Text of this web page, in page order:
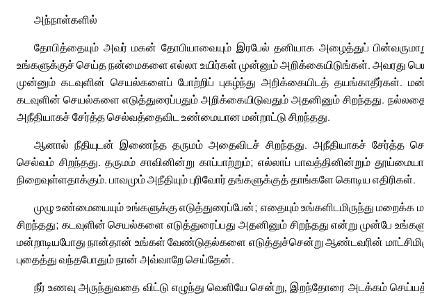
அந்நாள்களில்
தோபித்தையும் அவர் மகன் தோபியாவையும் இரபேல் தனியாக அழைத்துப்
உங்களுக்குச் செய்த நன்மைகளை எல்லா உயிர்கள் முன்னும் அறிக்கையிடுங்கள். அவரது
முன்னும் கடவுளின் செயல்களைப் போற்றிப் புகழ்ந்து அறிக்கையிடத் தயங்காதீர்கள்.
கடவுளின் செயல்களை எடுத்துரைப்பதும் அறிக்கையிடுவதும் அதனினும் சிறந்தது.
அநீதியாகச் சேர்த்த செல்வத்தைவிட உண்மையான மன்றாட்டு சிறந்தது.
ஆனால் நீதியுடன் இணைந்த தருமம் அதைவிடச் சிறந்தது. அநீதியாகச் சேர்த்த
செல்வம் சிறந்தது. தருமம் சாவினின்று காப்பாற்றும்; எல்லாப் பாவத்தினின்றும்
நிறைவுள்ளதாக்கும். பாவமும் அநீதியும் புரிவோர் தங்களுக்குத் தாங்களே கொடிய எதிரிகள்.
முழு உண்மையையும் உங்களுக்கு எடுத்துரைப்பேன்; எதையும் உங்களிடமிருந்து
சிறந்தது; கடவுளின் செயல்களை எடுத்துரைப்பது அதனினும் சிறந்தது என்று முன்பே
மன்றாடியபோது நான்தான் உங்கள் வேண்டுதல்களை எடுத்துச்சென்று ஆண்டவரின்
புதைத்து வந்தபோதும் நான் அவ்வாறே செய்தேன்.
நீர் உணவு அருந்துவதை விட்டு எழுந்து வெளியே சென்று, இறந்தோரை அடக்கம்